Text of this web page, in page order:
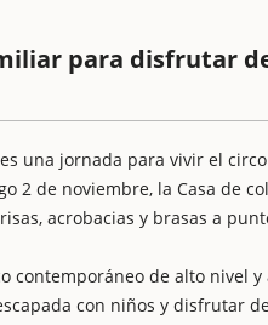
para disfrutar
una jornada para vivir el
2 de noviembre, la Casa de
acrobacias y brasas a
contemporáneo de alto nivel
con niños y disfrutar